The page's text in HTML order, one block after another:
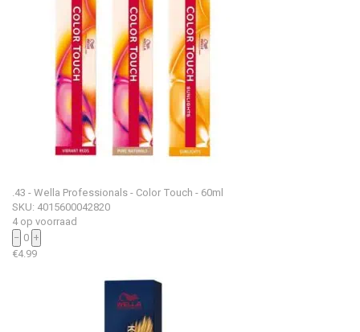
.43 - Wella Professionals - Color Touch - 60ml
SKU: 4015600042820
4 op voorraad
− 0 +
€4.99